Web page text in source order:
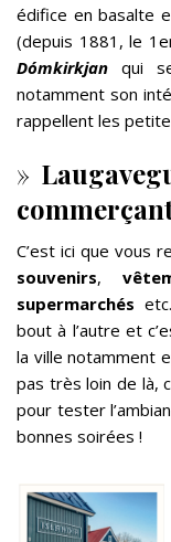
édifice en basalte
(depuis 1881, le
Dómkirkjan qui
notamment son
rappellent les
»
C’est ici que vous
souvenirs,
supermarchés
bout à l’autre et
la ville notamment
pas très loin de là,
pour tester
bonnes soirées !